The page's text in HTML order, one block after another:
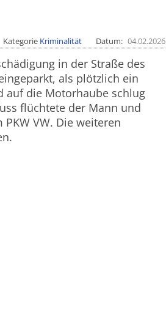
Kategorie Kriminalität Datum 04.02.2026
in der Straße des
als plötzlich ein
auf die Motorhaube schlug
flüchtete der Mann und
VW. Die weiteren